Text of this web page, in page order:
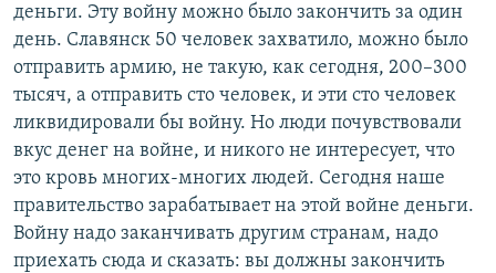
деньги. Эту войну можно было закончить за один
день. Славянск 50 человек захватило, можно было
отправить армию, не такую, как сегодня, 200–300
тысяч, а отправить сто человек, и эти сто человек
ликвидировали бы войну. Но люди почувствовали
вкус денег на войне, и никого не интересует, что
это кровь многих-многих людей. Сегодня наше
правительство зарабатывает на этой войне деньги.
Войну надо заканчивать другим странам, надо
приехать сюда и сказать: вы должны закончить